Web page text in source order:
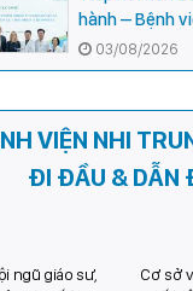
Trung ương
hành – Bệnh
ương và Tổ
Kỳ) tăng
03/08/2026
VIỆN NHI
ĐI ĐẦU & DẪN
ngũ giáo sư,
Cơ sở